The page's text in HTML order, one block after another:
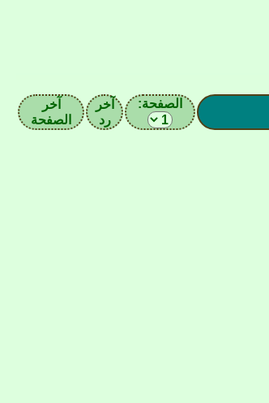
الصفحة:
آخر
رد
آخر
الصفحة